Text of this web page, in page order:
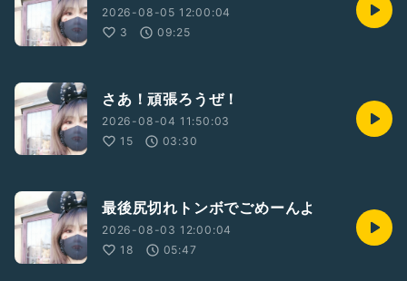
2026-08-05 12:00:04
3
09:25
さあ！頑張ろうぜ！
2026-08-04 11:50:03
15
03:30
最後尻切れトンボでごめーんよ
2026-08-03 12:00:04
18
05:47